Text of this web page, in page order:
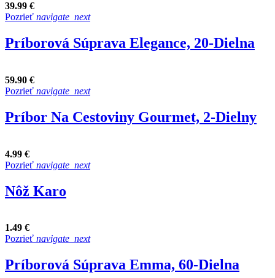
39.99 €
Pozrieť navigate_next
Príborová Súprava Elegance, 20-Dielna
59.90 €
Pozrieť navigate_next
Príbor Na Cestoviny Gourmet, 2-Dielny
4.99 €
Pozrieť navigate_next
Nôž Karo
1.49 €
Pozrieť navigate_next
Príborová Súprava Emma, 60-Dielna